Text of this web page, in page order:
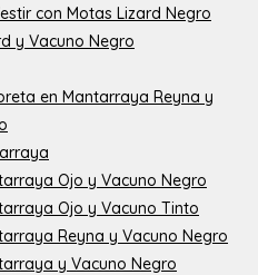
con Motas Lizard Negro
y Vacuno Negro
en Mantarraya Reyna y
Ojo y Vacuno Negro
Ojo y Vacuno Tinto
Reyna y Vacuno Negro
y Vacuno Negro